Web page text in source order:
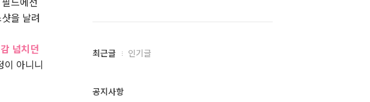
을 날려
넘치던
아니니
최
과
최근글 인기글
공지사항